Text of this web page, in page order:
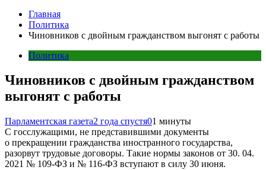
Главная
Политика
Чиновников с двойным гражданством выгонят с работы
Политика
Чиновников с двойным гражданством
выгонят с работы
Парламентская газета2 года спустя01 минуты
С госслужащими, не представившими документы
о прекращении гражданства иностранного государства,
разорвут трудовые договоры. Такие нормы законов от 30. 04.
2021 № 109-ФЗ и № 116-ФЗ вступают в силу 30 июня.